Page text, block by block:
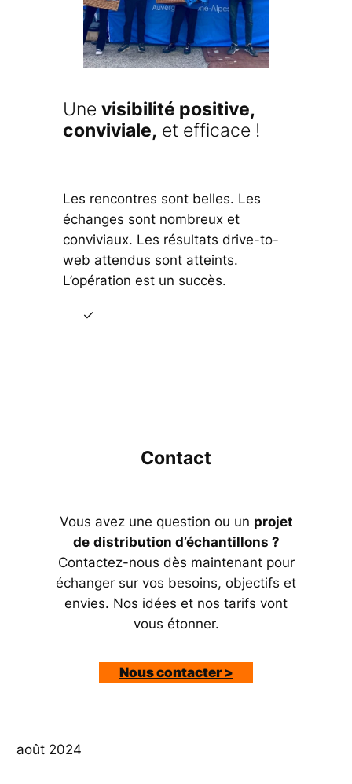
Une visibilité positive,
conviviale, et efficace !
Les rencontres sont belles. Les
échanges sont nombreux et
conviviaux. Les résultats drive-to-
web attendus sont atteints.
L’opération est un succès.
Contact
Vous avez une question ou un projet
de distribution d’échantillons ?
Contactez-nous dès maintenant pour
échanger sur vos besoins, objectifs et
envies. Nos idées et nos tarifs vont
vous étonner.
Nous contacter >
août 2024